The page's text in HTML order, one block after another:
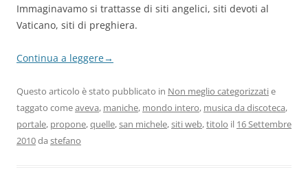
Immaginavamo si trattasse di siti angelici, siti devoti al
Vaticano, siti di preghiera.
Continua a leggere→
Questo articolo è stato pubblicato in Non meglio categorizzatie
taggato comeaveva, maniche, mondo intero, musica da discoteca,
portale, propone,quelle,san michele,siti web,titolo il 16 Settembre
2010da stefano